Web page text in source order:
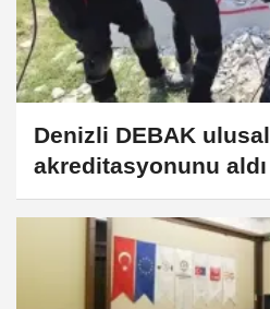
Denizli DEBAK ulusal
akreditasyonunu aldı